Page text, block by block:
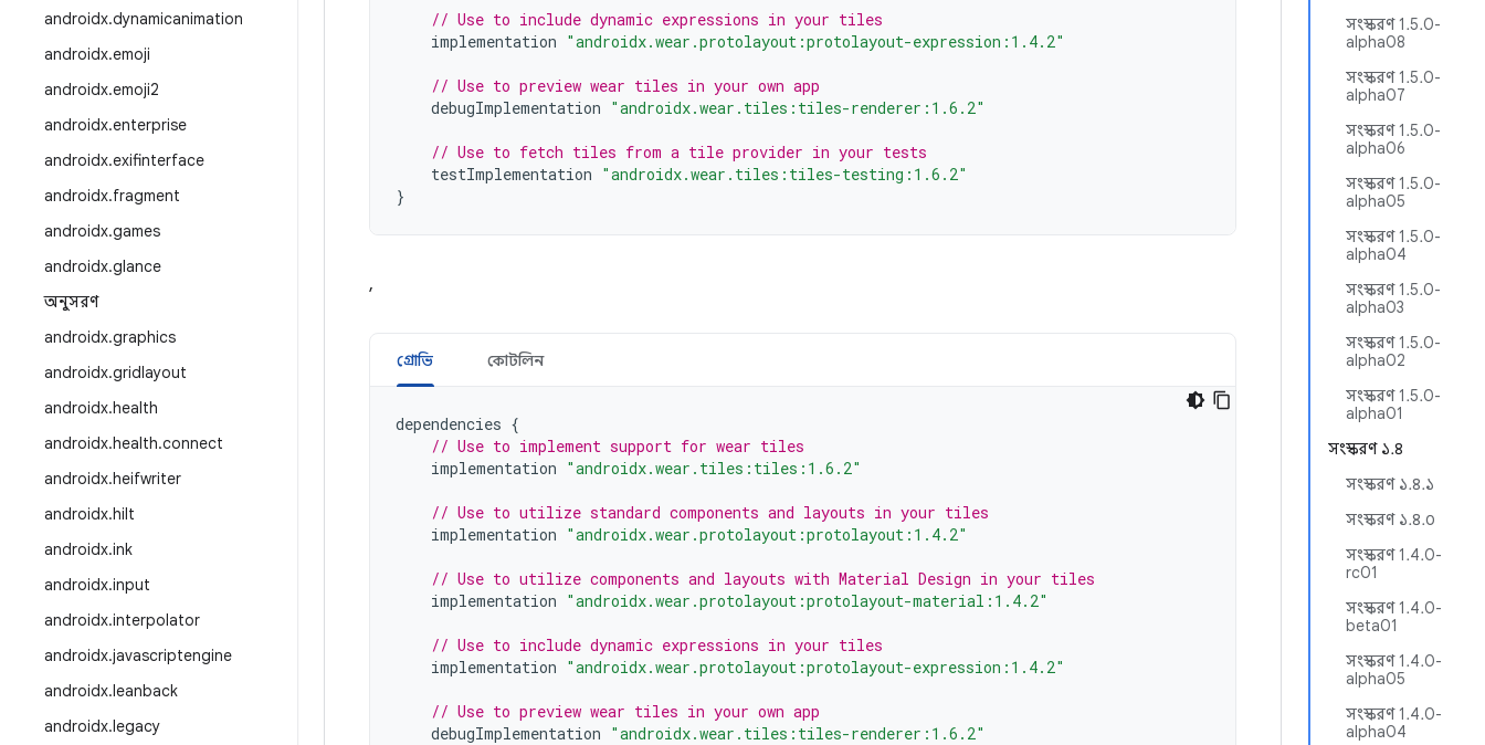
androidx.dynamicanimation
androidx.emoji
androidx.emoji2
androidx.enterprise
androidx.exifinterface
androidx.fragment
androidx.games
androidx.glance
অনুসরণ
androidx.graphics
androidx.gridlayout
androidx.health
androidx.health.connect
androidx.heifwriter
androidx.hilt
androidx.ink
androidx.input
androidx.interpolator
androidx.javascriptengine
androidx.leanback
androidx.legacy
সংস্করণ 1.5.0-
alpha08
সংস্করণ 1.5.0-
alpha07
সংস্করণ 1.5.0-
alpha06
সংস্করণ 1.5.0-
alpha05
সংস্করণ 1.5.0-
alpha04
সংস্করণ 1.5.0-
alpha03
সংস্করণ 1.5.0-
alpha02
সংস্করণ 1.5.0-
alpha01
সংস্করণ ১.৪
সংস্করণ ১.৪.১
সংস্করণ ১.৪.০
সংস্করণ 1.4.0-
rc01
সংস্করণ 1.4.0-
beta01
সংস্করণ 1.4.0-
alpha05
সংস্করণ 1.4.0-
alpha04
// Use to include dynamic expressions in your tiles
implementation "androidx.wear.protolayout:protolayout-expression:1.4.2"
// Use to preview wear tiles in your own app
debugImplementation "androidx.wear.tiles:tiles-renderer:1.6.2"
// Use to fetch tiles from a tile provider in your tests
testImplementation "androidx.wear.tiles:tiles-testing:1.6.2"
}
,
গ্রোভি কোটলিন
dependencies {
// Use to implement support for wear tiles
implementation "androidx.wear.tiles:tiles:1.6.2"
// Use to utilize standard components and layouts in your tiles
implementation "androidx.wear.protolayout:protolayout:1.4.2"
// Use to utilize components and layouts with Material Design in your tiles
implementation "androidx.wear.protolayout:protolayout-material:1.4.2"
// Use to include dynamic expressions in your tiles
implementation "androidx.wear.protolayout:protolayout-expression:1.4.2"
// Use to preview wear tiles in your own app
debugImplementation "androidx.wear.tiles:tiles-renderer:1.6.2"